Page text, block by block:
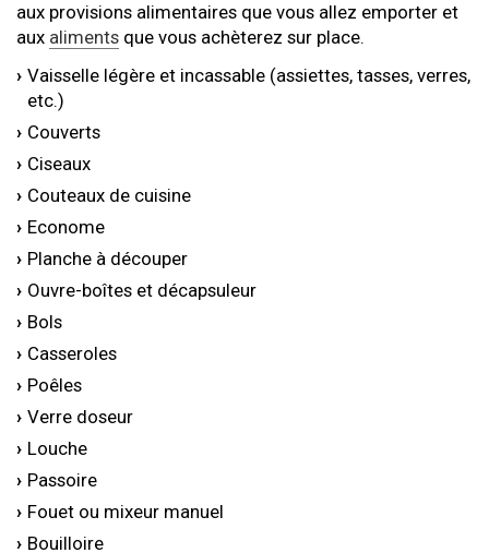
aux provisions alimentaires que vous allez emporter et
aux aliments que vous achèterez sur place.
Vaisselle légère et incassable (assiettes, tasses, verres,
etc.)
Couverts
Ciseaux
Couteaux de cuisine
Econome
Planche à découper
Ouvre-boîtes et décapsuleur
Bols
Casseroles
Poêles
Verre doseur
Louche
Passoire
Fouet ou mixeur manuel
Bouilloire